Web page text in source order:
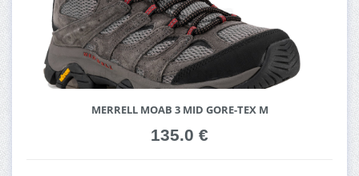
MERRELL MOAB 3 MID GORE-TEX M
135.0 €